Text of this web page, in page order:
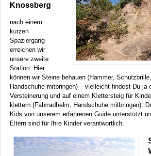
Knossberg
nach einem
kurzen
Spaziergang
erreichen wir
unsere zweite
Station: Hier
können wir Steine behauen (Hammer,
Handschuhe mitbringen) – vielleicht findest Du ja
Versteinerung und auf einem Klettersteig für
klettern (Fahrradhelm, Handschuhe mitbringen).
Kids von unserem erfahrenen Guide unterstützt
Eltern sind für Ihre Kinder verantwortlich.